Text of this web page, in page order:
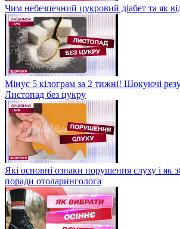
Чим небезпечний цукровий діабет та як
Мінус 5 кілограм за 2 тижні! Шокуючі
Листопад без цукру
Які основні ознаки порушення слуху і як
поради отоларинголога